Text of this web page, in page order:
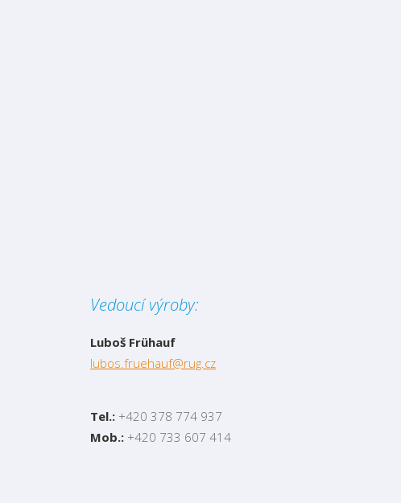
Vedoucí výroby:
Luboš Frühauf
lubos.fruehauf@rug.cz
Tel.: +420 378 774 937
Mob.: +420 733 607 414